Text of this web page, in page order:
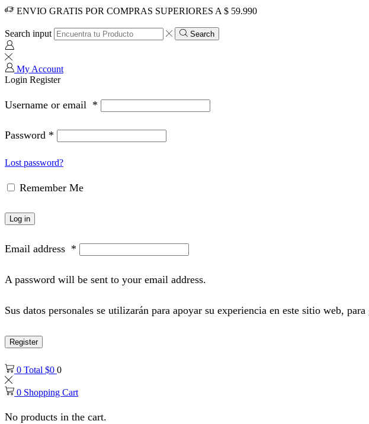
ENVIO GRATIS POR COMPRAS SUPERIORES A $ 59.990
Search input Search
My Account
Login Register
Username or email *
Password *
Lost password?
Remember Me
Log in
Email address *
A password will be sent to your email address.
Sus datos personales se utilizarán para apoyar su experiencia en este sitio web,
Register
0 Total $0 0
0 Shopping Cart
No products in the cart.